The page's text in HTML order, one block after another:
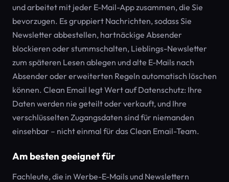
und arbeitet mit jeder E-Mail-App zusammen, die Sie
bevorzugen. Es gruppiert Nachrichten, sodass Sie
Newsletter abbestellen, hartnäckige Absender
blockieren oder stummschalten, Lieblings-Newsletter
zum späteren Lesen ablegen und alte E-Mails nach
Absender oder erweiterten Regeln automatisch löschen
können. Clean Email legt Wert auf Datenschutz: Ihre
Daten werden nie geteilt oder verkauft, und Ihre
verschlüsselten Zugangsdaten sind für niemanden
einsehbar – nicht einmal für das Clean Email-Team.
Am besten geeignet für
Fachleute, die in Werbe-E-Mails und Newslettern